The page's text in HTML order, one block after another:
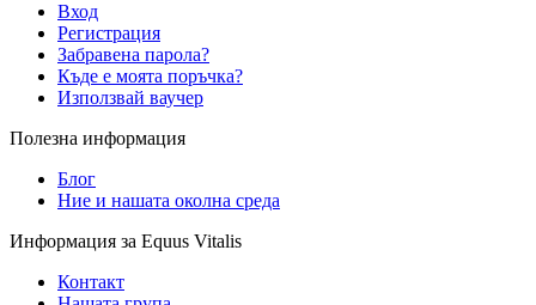
Вход
Регистрация
Забравена парола?
Къде е моята поръчка?
Използвай ваучер
Полезна информация
Блог
Ние и нашата околна среда
Информация за Equus Vitalis
Контакт